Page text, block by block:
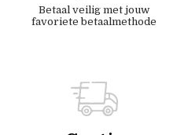
Betaal veilig met jouw
favoriete betaalmethode